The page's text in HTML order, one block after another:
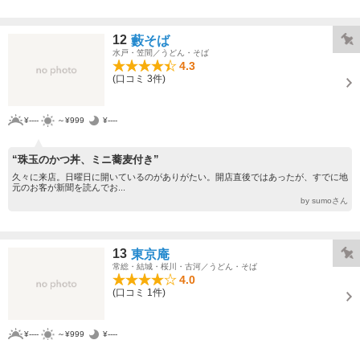
12 藪そば
水戸・笠間／うどん・そば
4.3
(口コミ 3件)
¥---- ～¥999 ¥----
“珠玉のかつ丼、ミニ蕎麦付き”
久々に来店。日曜日に開いているのがありがたい。開店直後ではあったが、すでに地
元のお客が新聞を読んでお...
by sumoさん
13 東京庵
常総・結城・桜川・古河／うどん・そば
4.0
(口コミ 1件)
¥---- ～¥999 ¥----